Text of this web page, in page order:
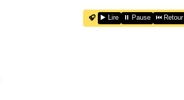
🎧 ▶️ Lire ⏸️ Pause ⏮️ Retour